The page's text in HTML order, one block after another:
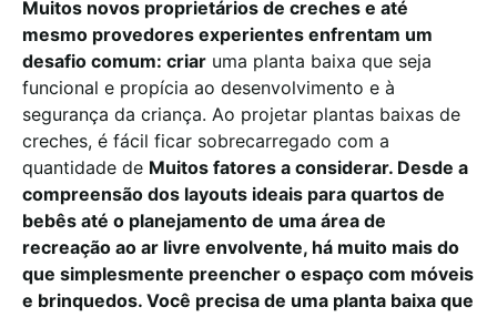
Muitos novos proprietários de creches e até
mesmo provedores experientes enfrentam um
desafio comum: criar uma planta baixa que seja
funcional e propícia ao desenvolvimento e à
segurança da criança. Ao projetar plantas baixas de
creches, é fácil ficar sobrecarregado com a
quantidade de Muitos fatores a considerar. Desde a
compreensão dos layouts ideais para quartos de
bebês até o planejamento de uma área de
recreação ao ar livre envolvente, há muito mais do
que simplesmente preencher o espaço com móveis
e brinquedos. Você precisa de uma planta baixa que